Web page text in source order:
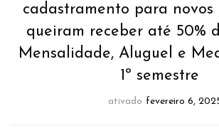
cadastramento para novos
queiram receber até 50%
Mensalidade, Aluguel e
1º semestre
ativado fevereiro 6,